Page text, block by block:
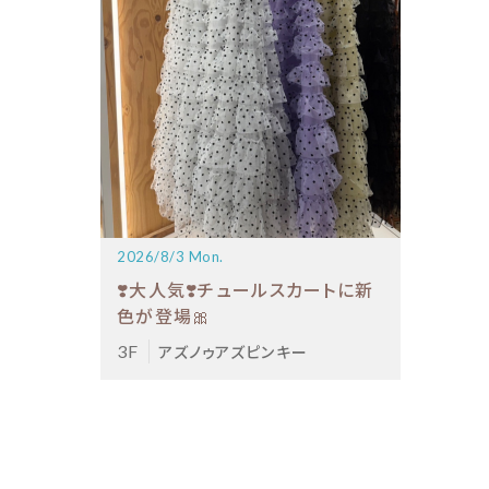
2026/8/3 Mon.
❣️大人気❣️チュールスカートに新
色が登場🎀
3F アズノゥアズピンキー